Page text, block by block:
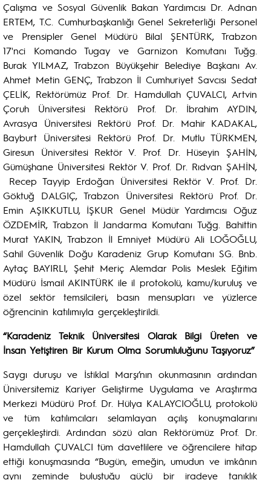
Çalışma ve Sosyal Güvenlik Bakan Yardımcısı Dr. Adnan
ERTEM, T.C. Cumhurbaşkanlığı Genel Sekreterliği Personel
ve Prensipler Genel Müdürü Bilal ŞENTÜRK, Trabzon
17'nci Komando Tugay ve Garnizon Komutanı Tuğg.
Burak YILMAZ, Trabzon Büyükşehir Belediye Başkanı Av.
Ahmet Metin GENÇ, Trabzon İl Cumhuriyet Savcısı Sedat
ÇELİK, Rektörümüz Prof. Dr. Hamdullah ÇUVALCI, Artvin
Çoruh Üniversitesi Rektörü Prof. Dr. İbrahim AYDIN,
Avrasya Üniversitesi Rektörü Prof. Dr. Mahir KADAKAL,
Bayburt Üniversitesi Rektörü Prof. Dr. Mutlu TÜRKMEN,
Giresun Üniversitesi Rektör V. Prof. Dr. Hüseyin ŞAHİN,
Gümüşhane Üniversitesi Rektör V. Prof. Dr. Rıdvan ŞAHİN,
Recep Tayyip Erdoğan Üniversitesi Rektör V. Prof. Dr.
Göktuğ DALGIÇ, Trabzon Üniversitesi Rektörü Prof. Dr.
Emin AŞIKKUTLU, İŞKUR Genel Müdür Yardımcısı Oğuz
ÖZDEMİR, Trabzon İl Jandarma Komutanı Tuğg. Bahittin
Murat YAKIN, Trabzon İl Emniyet Müdürü Ali LOĞOĞLU,
Sahil Güvenlik Doğu Karadeniz Grup Komutanı SG. Bnb.
Aytaç BAYIRLI, Şehit Meriç Alemdar Polis Meslek Eğitim
Müdürü İsmail AKINTÜRK ile il protokolü, kamu/kuruluş ve
özel sektör temsilcileri, basın mensupları ve yüzlerce
öğrencinin katılımıyla gerçekleştirildi.
“Karadeniz Teknik Üniversitesi Olarak Bilgi Üreten ve
İnsan Yetiştiren Bir Kurum Olma Sorumluluğunu Taşıyoruz”
Saygı duruşu ve İstiklal Marşı’nın okunmasının ardından
Üniversitemiz Kariyer Geliştirme Uygulama ve Araştırma
Merkezi Müdürü Prof. Dr. Hülya KALAYCIOĞLU, protokolü
ve tüm katılımcıları selamlayan açılış konuşmalarını
gerçekleştirdi. Ardından sözü alan Rektörümüz Prof. Dr.
Hamdullah ÇUVALCI tüm davetlilere ve öğrencilere hitap
ettiği konuşmasında “Bugün, emeğin, umudun ve imkânın
aynı zeminde buluştuğu güçlü bir iradeye tanıklık